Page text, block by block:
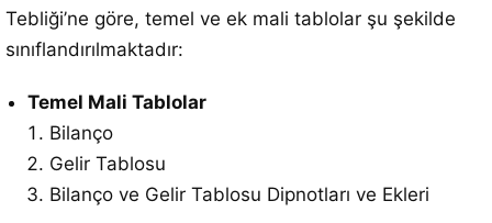
Tebliği’ne göre, temel ve ek mali tablolar şu şekilde
sınıflandırılmaktadır:
Temel Mali Tablolar
Bilanço
Gelir Tablosu
Bilanço ve Gelir Tablosu Dipnotları ve Ekleri